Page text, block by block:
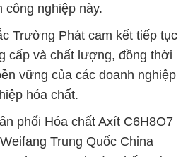
công nghiệp này.
Trường Phát cam kết tiếp tục
cấp và chất lượng, đồng thời
vững của các doanh nghiệp
hóa chất.
phối Hóa chất Axít C6H8O7
Trung Quốc China